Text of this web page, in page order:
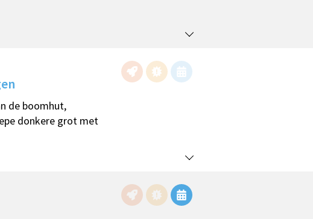
de boomhut,
donkere grot met